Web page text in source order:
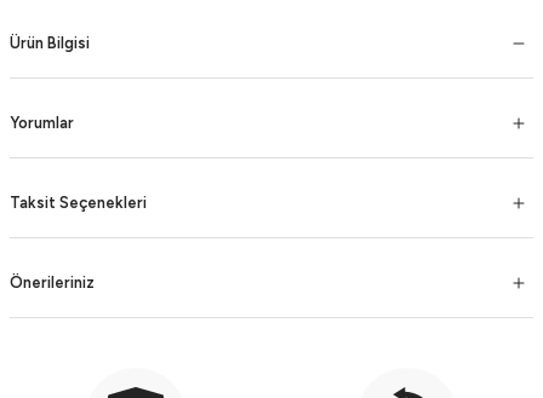
Ürün Bilgisi
Yorumlar
Taksit Seçenekleri
Önerileriniz